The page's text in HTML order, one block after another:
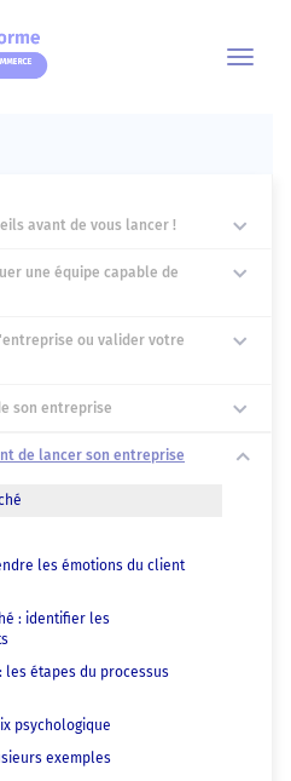
avant de vous lancer !
une équipe capable de
ou valider votre
son entreprise
de lancer son entreprise
les émotions du client
: identifier les
les étapes du processus
psychologique
exemples